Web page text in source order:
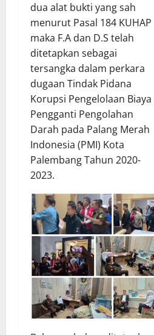
dua alat bukti yang sah
menurut Pasal 184 KUHAP
maka F.A dan D.S telah
ditetapkan sebagai
tersangka dalam perkara
dugaan Tindak Pidana
Korupsi Pengelolaan Biaya
Pengganti Pengolahan
Darah pada Palang Merah
Indonesia (PMI) Kota
Palembang Tahun 2020-
2023.